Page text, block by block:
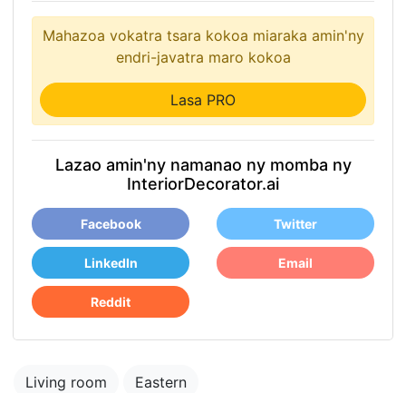
Mahazoa vokatra tsara kokoa miaraka amin'ny
endri-javatra maro kokoa
Lasa PRO
Lazao amin'ny namanao ny momba ny
InteriorDecorator.ai
Facebook Twitter
LinkedIn Email
Reddit
Living room Eastern